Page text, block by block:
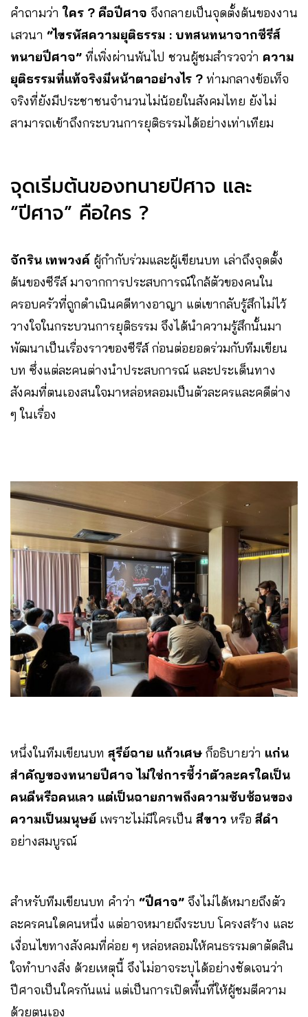
คำถามว่าใคร ? คือปีศาจ จึงกลายเป็นจุดตั้งต้นของงาน
เสวนา “ไขรหัสความยุติธรรม : บทสนทนาจากซีรีส์
ทนายปีศาจ” ที่เพิ่งผ่านพ้นไป ชวนผู้ชมสำรวจว่า ความ
ยุติธรรมที่แท้จริงมีหน้าตาอย่างไร ? ท่ามกลางข้อเท็จ
จริงที่ยังมีประชาชนจำนวนไม่น้อยในสังคมไทย ยังไม่
สามารถเข้าถึงกระบวนการยุติธรรมได้อย่างเท่าเทียม
จุดเริ่มต้นของทนายปีศาจ และ
“ปีศาจ” คือใคร ?
จักริน เทพวงค์ ผู้กำกับร่วมและผู้เขียนบท เล่าถึงจุดตั้ง
ต้นของซีรีส์ มาจากการประสบการณ์ใกล้ตัวของคนใน
ครอบครัวที่ถูกดำเนินคดีทางอาญา แต่เขากลับรู้สึกไม่ไว้
วางใจในกระบวนการยุติธรรม จึงได้นำความรู้สึกนั้นมา
พัฒนาเป็นเรื่องราวของซีรีส์ ก่อนต่อยอดร่วมกับทีมเขียน
บท ซึ่งแต่ละคนต่างนำประสบการณ์ และประเด็นทาง
สังคมที่ตนเองสนใจมาหล่อหลอมเป็นตัวละครและคดีต่าง
ๆ ในเรื่อง
หนึ่งในทีมเขียนบท สุรีย์ฉาย แก้วเศษ ก็อธิบายว่า แก่น
สำคัญของทนายปีศาจ ไม่ใช่การชี้ว่าตัวละครใดเป็น
คนดีหรือคนเลว แต่เป็นฉายภาพถึงความซับซ้อนของ
ความเป็นมนุษย์ เพราะไม่มีใครเป็น สีขาว หรือ สีดำ
อย่างสมบูรณ์
สำหรับทีมเขียนบท คำว่า “ปีศาจ” จึงไม่ได้หมายถึงตัว
ละครคนใดคนหนึ่ง แต่อาจหมายถึงระบบ โครงสร้าง และ
เงื่อนไขทางสังคมที่ค่อย ๆ หล่อหลอมให้คนธรรมดาตัดสิน
ใจทำบางสิ่ง ด้วยเหตุนี้ จึงไม่อาจระบุได้อย่างชัดเจนว่า
ปีศาจเป็นใครกันแน่ แต่เป็นการเปิดพื้นที่ให้ผู้ชมตีความ
ด้วยตนเอง